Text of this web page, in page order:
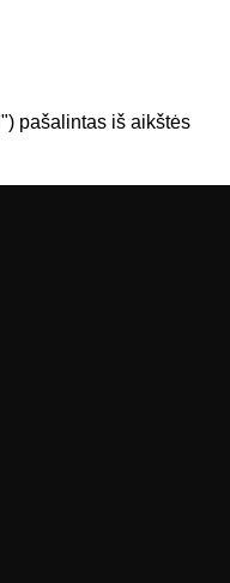
pašalintas iš aikštės